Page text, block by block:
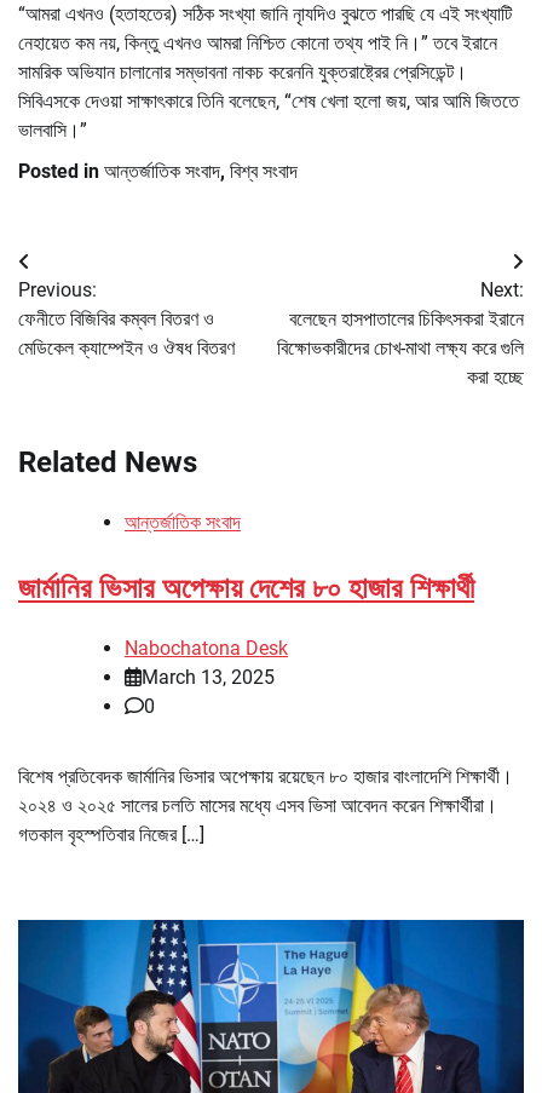
“আমরা এখনও (হতাহতের) সঠিক সংখ্যা জানি নাৃযদিও বুঝতে পারছি যে এই সংখ্যাটি
নেহায়েত কম নয়, কিন্তু এখনও আমরা নিশ্চিত কোনো তথ্য পাই নি।” তবে ইরানে
সামরিক অভিযান চালানোর সম্ভাবনা নাকচ করেননি যুক্তরাষ্ট্রের প্রেসিডেন্ট।
সিবিএসকে দেওয়া সাক্ষাৎকারে তিনি বলেছেন, “শেষ খেলা হলো জয়, আর আমি জিততে
ভালবাসি।”
Posted in আন্তর্জাতিক সংবাদ, বিশ্ব সংবাদ
Post
navigation
Previous:
ফেনীতে বিজিবির কম্বল বিতরণ ও
মেডিকেল ক্যাম্পেইন ও ঔষধ বিতরণ
Next:
বলেছেন হাসপাতালের চিকিৎসকরা ইরানে
বিক্ষোভকারীদের চোখ-মাথা লক্ষ্য করে গুলি
করা হচ্ছে
Related News
আন্তর্জাতিক সংবাদ
জার্মানির ভিসার অপেক্ষায় দেশের ৮০ হাজার শিক্ষার্থী
Nabochatona Desk
March 13, 2025
0
বিশেষ প্রতিবেদক জার্মানির ভিসার অপেক্ষায় রয়েছেন ৮০ হাজার বাংলাদেশি শিক্ষার্থী।
২০২৪ ও ২০২৫ সালের চলতি মাসের মধ্যে এসব ভিসা আবেদন করেন শিক্ষার্থীরা।
গতকাল বৃহস্পতিবার নিজের […]